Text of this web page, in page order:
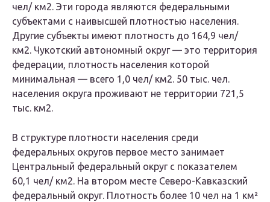
чел/ км2. Эти города являются федеральными
субъектами с наивысшей плотностью населения.
Другие субъекты имеют плотность до 164,9 чел/
км2. Чукотский автономный округ — это территория
федерации, плотность населения которой
минимальная — всего 1,0 чел/ км2. 50 тыс. чел.
населения округа проживают не территории 721,5
тыс. км2.
В структуре плотности населения среди
федеральных округов первое место занимает
Центральный федеральный округ с показателем
60,1 чел/ км2. На втором месте Северо-Кавказский
федеральный округ. Плотность более 10 чел на 1 км²